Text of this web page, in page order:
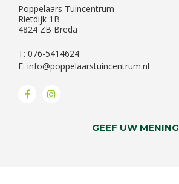
Poppelaars Tuincentrum
Rietdijk 1B
4824 ZB Breda
T: 076-5414624
E: info@poppelaarstuincentrum.nl
GEEF UW MENING